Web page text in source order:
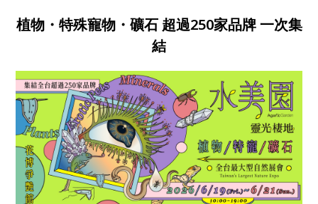
植物・ 特殊寵物・ 礦石 超過250家品牌 一次集
結